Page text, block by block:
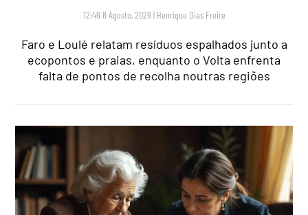
12:46 8 Agosto, 2026 | Henrique Dias Freire
Faro e Loulé relatam resíduos espalhados junto a
ecopontos e praias, enquanto o Volta enfrenta
falta de pontos de recolha noutras regiões